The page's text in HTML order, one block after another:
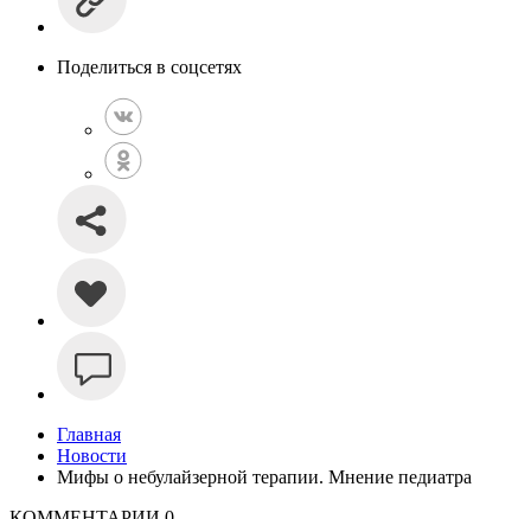
Поделиться в соцсетях
Главная
Новости
Мифы о небулайзерной терапии. Мнение педиатра